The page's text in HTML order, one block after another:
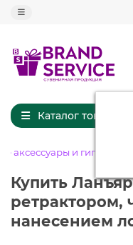
Каталог товаров
аксессуары и гигиена
Купить
ретрактором,
нанесением